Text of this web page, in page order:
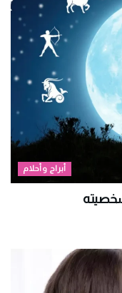
أبراج وأحلام
شخصيته